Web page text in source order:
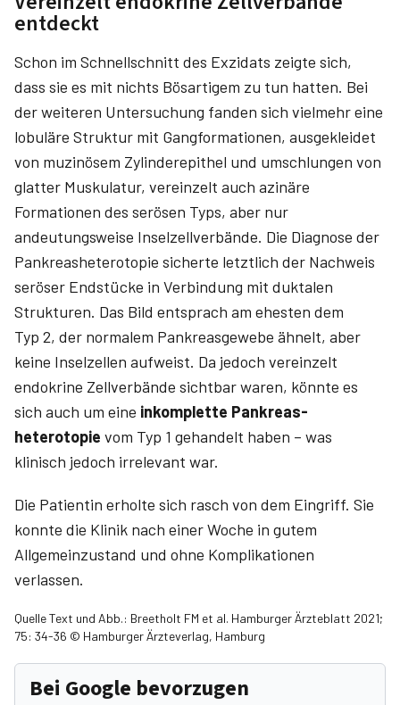
entdeckt
Schon im Schnellschnitt des Exzidats zeigte sich,
dass sie es mit nichts Bösartigem zu tun hatten. Bei
der weiteren Untersuchung fanden sich vielmehr eine
lobuläre Struktur mit Gangformationen, ausgekleidet
von muzinösem Zylinderepithel und umschlungen von
glatter Muskulatur, vereinzelt auch azinäre
Formationen des serösen Typs, aber nur
andeutungsweise Inselzellverbände. Die Diagnose der
Pankreasheterotopie sicherte letztlich der Nachweis
seröser Endstücke in Verbindung mit duktalen
Strukturen. Das Bild entsprach am ehesten dem
Typ 2, der normalem Pankreasgewebe ähnelt, aber
keine Inselzellen aufweist. Da jedoch vereinzelt
endokrine Zellverbände sichtbar waren, könnte es
sich auch um eine inkomplette Pankreas­
heterotopie vom Typ 1 gehandelt haben – was
klinisch jedoch irrelevant war.
Die Patientin erholte sich rasch von dem Eingriff. Sie
konnte die Klinik nach einer Woche in gutem
Allgemeinzustand und ohne Komplikationen
verlassen.
Quelle Text und Abb.: Breetholt FM et al. Hamburger Ärzteblatt 2021;
75: 34-36 © Hamburger Ärzteverlag, Hamburg
Bei Google bevorzugen